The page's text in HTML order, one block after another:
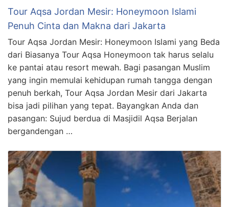
Tour Aqsa Jordan Mesir: Honeymoon Islami
Penuh Cinta dan Makna dari Jakarta
Tour Aqsa Jordan Mesir: Honeymoon Islami yang Beda
dari Biasanya Tour Aqsa Honeymoon tak harus selalu
ke pantai atau resort mewah. Bagi pasangan Muslim
yang ingin memulai kehidupan rumah tangga dengan
penuh berkah, Tour Aqsa Jordan Mesir dari Jakarta
bisa jadi pilihan yang tepat. Bayangkan Anda dan
pasangan: Sujud berdua di Masjidil Aqsa Berjalan
bergandengan …